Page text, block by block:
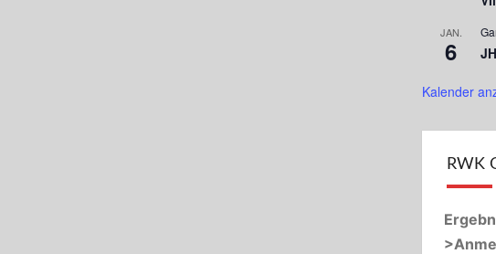
JAN.
6
Kalender
RWK